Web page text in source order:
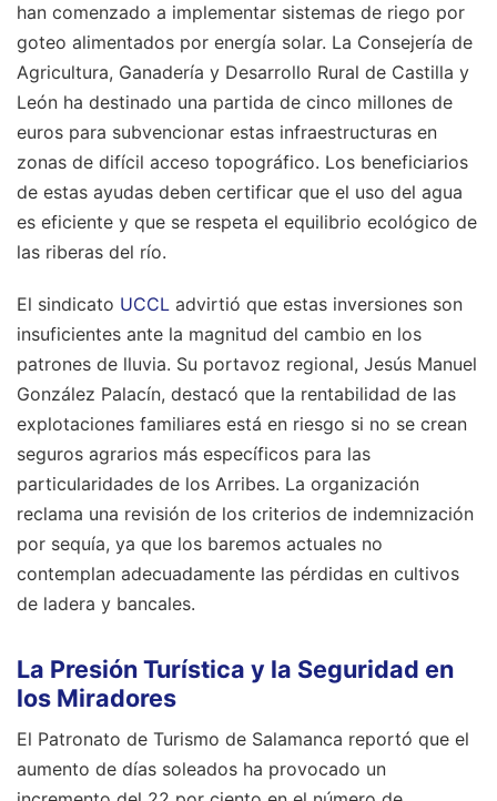
han comenzado a implementar sistemas de riego por
goteo alimentados por energía solar. La Consejería de
Agricultura, Ganadería y Desarrollo Rural de Castilla y
León ha destinado una partida de cinco millones de
euros para subvencionar estas infraestructuras en
zonas de difícil acceso topográfico. Los beneficiarios
de estas ayudas deben certificar que el uso del agua
es eficiente y que se respeta el equilibrio ecológico de
las riberas del río.
El sindicato UCCL advirtió que estas inversiones son
insuficientes ante la magnitud del cambio en los
patrones de lluvia. Su portavoz regional, Jesús Manuel
González Palacín, destacó que la rentabilidad de las
explotaciones familiares está en riesgo si no se crean
seguros agrarios más específicos para las
particularidades de los Arribes. La organización
reclama una revisión de los criterios de indemnización
por sequía, ya que los baremos actuales no
contemplan adecuadamente las pérdidas en cultivos
de ladera y bancales.
La Presión Turística y la Seguridad en
los Miradores
El Patronato de Turismo de Salamanca reportó que el
aumento de días soleados ha provocado un